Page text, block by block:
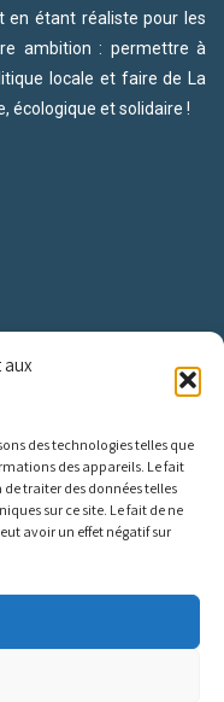
aux
des technologies telles que
des appareils. Le fait
traiter des données telles
sur ce site. Le fait de ne
avoir un effet négatif sur
en étant réaliste pour les
ambition : permettre à
locale et faire de La
écologique et solidaire !